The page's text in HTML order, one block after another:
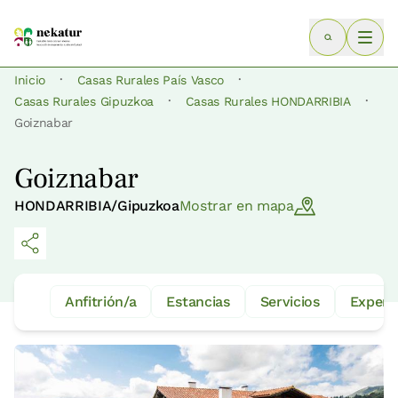
Inicio · Casas Rurales País Vasco ·
Casas Rurales Gipuzkoa · Casas Rurales HONDARRIBIA ·
Goiznabar
Goiznabar
HONDARRIBIA/GipuzkoaMostrar en mapa
Anfitrión/a Estancias Servicios